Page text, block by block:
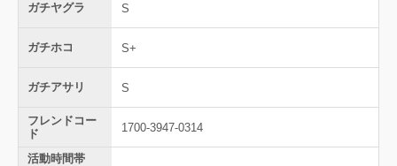
ガチヤグラ S
ガチホコ S+
ガチアサリ S
フレンドコー
ド
1700-3947-0314
活動時間帯